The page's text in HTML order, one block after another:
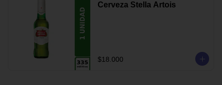
Cerveza Stella Artois
$18.000